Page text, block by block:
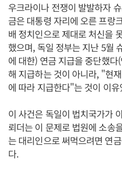
우크라이나 전쟁이 발발하자
금은 대통령 자리에 오른 프랑
배 정치인으로 제대로 처신을
했으며, 독일 정부는 지난 5월
에 대한) 연금 지급을 중단했
해 지급하는 것이 아니라, "현
에 따라 지급한다"는 것이 이유
이 사건은 독일이 법치국가가
뢰더는 이 문제로 법원에 소송
는 대리인으로 써먹으려면 연
다.